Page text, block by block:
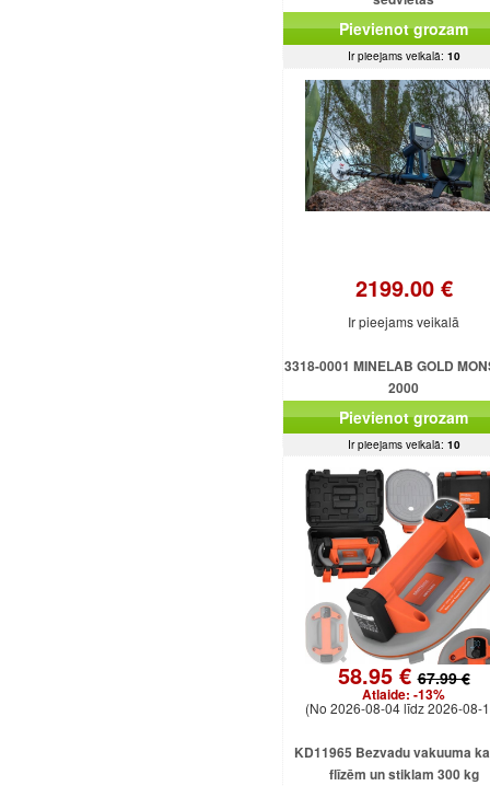
Pievienot grozam
Ir pieejams veikalā: 10
2199.00 €
Ir pieejams veikalā
3318-0001 MINELAB GOLD
2000
Pievienot grozam
Ir pieejams veikalā: 10
58.95 €67.99 €
Atlaide: -13%
(No 2026-08-04 līdz 2026-08-
KD11965 Bezvadu vakuuma
flīzēm un stiklam 300 kg